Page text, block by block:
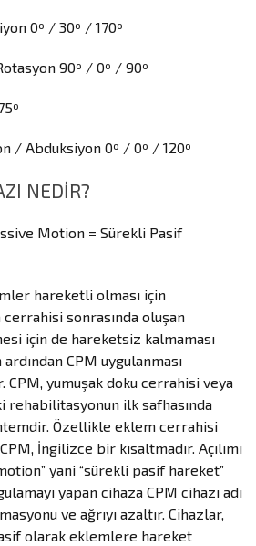
0º / 30º / 170º
90º / 0º / 90º
/ Abduksiyon 0º / 0º / 120º
NEDİR?
Motion = Sürekli Pasif
hareketli olması için
cerrahisi sonrasında oluşan
için de hareketsiz kalmaması
CPM uygulanması
CPM, yumuşak doku cerrahisi veya
rehabilitasyonun ilk safhasında
Özellikle eklem cerrahisi
İngilizce bir kısaltmadır. Açılımı
yani “sürekli pasif hareket”
yapan cihaza CPM cihazı adı
ve ağrıyı azaltır. Cihazlar,
olarak eklemlere hareket